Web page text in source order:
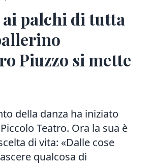
ai palchi di tutta
Piuzzo si mette
della danza ha iniziato
Teatro. Ora la sua è
di vita: «Dalle cose
qualcosa di